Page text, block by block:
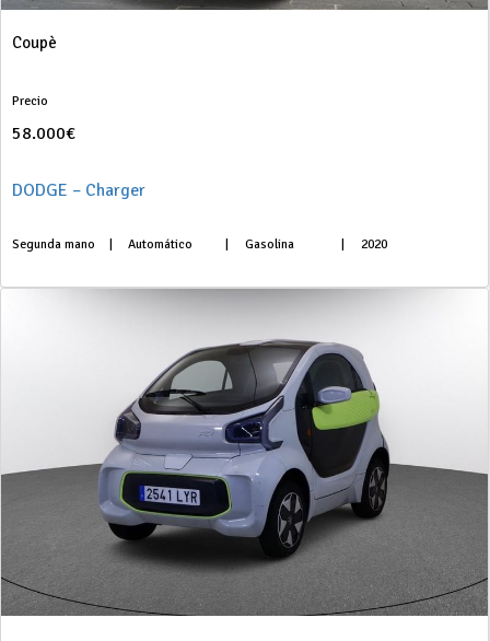
Coupè
Precio
58.000€
DODGE – Charger
Segunda mano Automático Gasolina 2020